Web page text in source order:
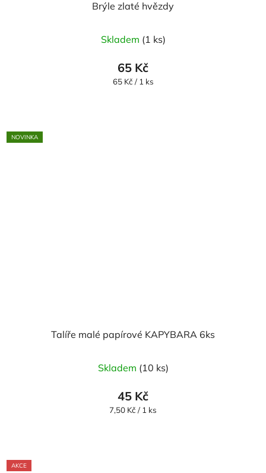
Brýle zlaté hvězdy
Skladem (1 ks)
65 Kč
Měrná
65 Kč / 1 ks
NOVINKA
Talíře malé papírové KAPYBARA 6ks
Skladem (10 ks)
45 Kč
Měrná
7,50 Kč / 1 ks
AKCE